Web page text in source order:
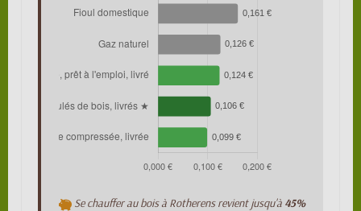
Se chauffer au bois à Rotherens revient jusqu'à 45%